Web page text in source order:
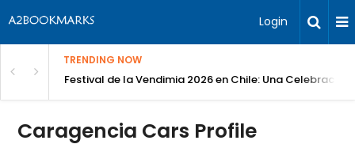
Login
TRENDING NOW
Festival de la Vendimia 2026 en Chile: Una Celebración
Caragencia Cars Profile